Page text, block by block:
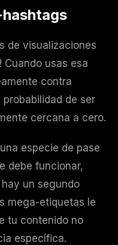
de visualizaciones
Cuando usas esa
contra
de ser
cercana a cero.
especie de pase
debe funcionar,
un segundo
mega-etiquetas le
tu contenido no
específica.